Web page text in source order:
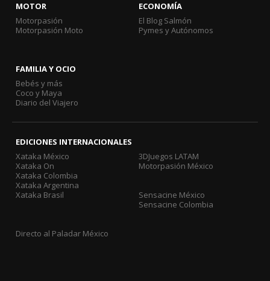
MOTOR
Motorpasión
Motorpasión Moto
ECONOMÍA
El Blog Salmón
Pymes y Autónomos
FAMILIA Y OCIO
Bebés y más
Coco y Maya
Diario del Viajero
EDICIONES INTERNACIONALES
Xataka México
Xataka On
Xataka Colombia
Xataka Argentina
Xataka Brasil
3DJuegos LATAM
Motorpasión México
Sensacine México
Sensacine Colombia
Directo al Paladar México